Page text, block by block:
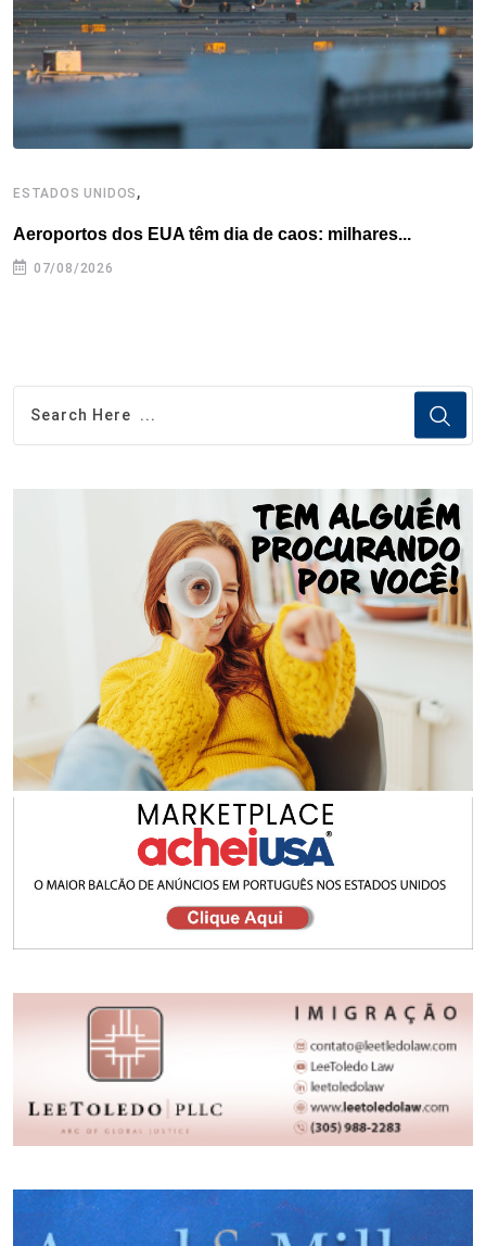
k n s
t
p
ESTADOS UNIDOS ,
Aeroportos dos EUA têm dia de caos: milhares...
07/08/2026